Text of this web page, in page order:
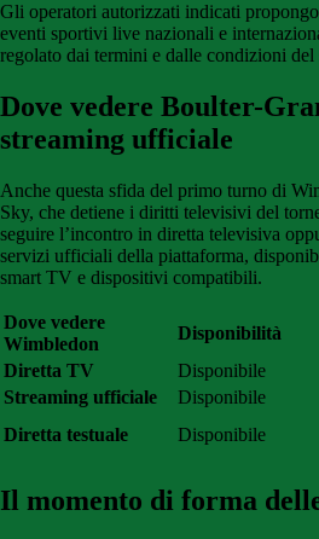
Gli operatori autorizzati indicati
eventi sportivi live nazionali e
regolato dai termini e dalle condizioni del
Dove vedere Boulter-
streaming ufficiale
Anche questa sfida del primo turno di
Sky, che detiene i diritti televisivi del
seguire l’incontro in diretta televisiva
servizi ufficiali della piattaforma,
smart TV e dispositivi compatibili.
Dove vedere
Wimbledon
Disponibilità
Diretta TV
Disponibile
Streaming ufficiale
Disponibile
Diretta testuale
Disponibile
Il momento di forma